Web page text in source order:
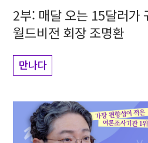
2부: 매달 오는 15달러가
월드비전 회장 조명환
만나다